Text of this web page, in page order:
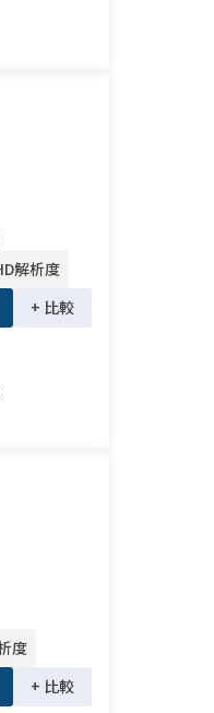
解析度
+ 比較
度
+ 比較